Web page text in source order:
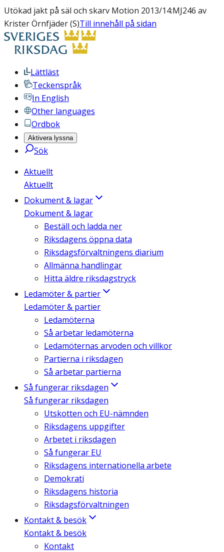
Utökad jakt på säl och skarv Motion 2013/14:MJ246 av
Krister Örnfjäder (S)Till innehåll på sidan
Lättläst
Teckenspråk
In English
Other languages
Ordbok
Aktivera lyssna
Sök
Aktuellt
Aktuellt
Dokument & lagar
Dokument & lagar
Beställ och ladda ner
Riksdagens öppna data
Riksdagsförvaltningens diarium
Allmänna handlingar
Hitta äldre riksdagstryck
Ledamöter & partier
Ledamöter & partier
Ledamöterna
Så arbetar ledamöterna
Ledamöternas arvoden och villkor
Partierna i riksdagen
Så arbetar partierna
Så fungerar riksdagen
Så fungerar riksdagen
Utskotten och EU-nämnden
Riksdagens uppgifter
Arbetet i riksdagen
Så fungerar EU
Riksdagens internationella arbete
Demokrati
Riksdagens historia
Riksdagsförvaltningen
Kontakt & besök
Kontakt & besök
Kontakt